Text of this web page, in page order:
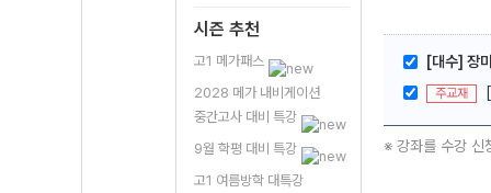
시즌 추천
고1 메가패스
2028 메가 내비게이션
중간고사 대비 특강
9월 학평 대비 특강
고1 여름방학 대특강
[대수] 장
주교재
※ 강좌를 수강 신